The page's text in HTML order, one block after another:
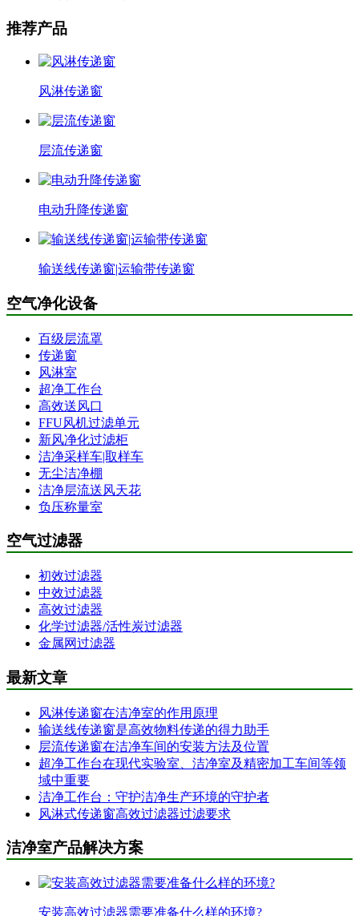
推荐产品
风淋传递窗
层流传递窗
电动升降传递窗
输送线传递窗|运输带传递窗
空气净化设备
百级层流罩
传递窗
风淋室
超净工作台
高效送风口
FFU风机过滤单元
新风净化过滤柜
洁净采样车|取样车
无尘洁净棚
洁净层流送风天花
负压称量室
空气过滤器
初效过滤器
中效过滤器
高效过滤器
化学过滤器/活性炭过滤器
金属网过滤器
最新文章
风淋传递窗在洁净室的作用原理
输送线传递窗是高效物料传递的得力助手
层流传递窗在洁净车间的安装方法及位置
超净工作台在现代实验室、洁净室及精密加工车间等领
域中重要
洁净工作台：守护洁净生产环境的守护者
风淋式传递窗高效过滤器过滤要求
洁净室产品解决方案
安装高效过滤器需要准备什么样的环境?